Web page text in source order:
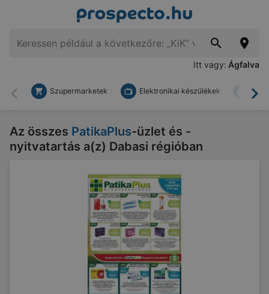
Itt vagy: Ágfalva
Vissza
Szupermarketek Elektronikai készülékek
Az összes PatikaPlus-üzlet és -
nyitvatartás a(z) Dabasi régióban